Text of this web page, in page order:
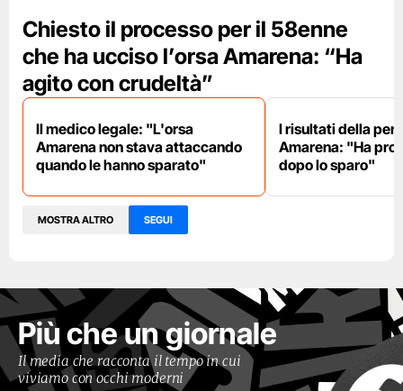
Chiesto il processo per il 58enne
che ha ucciso l’orsa Amarena: “Ha
agito con crudeltà”
Il medico legale: "L'orsa
Amarena non stava attaccando
quando le hanno sparato"
I risultati della
Amarena: "Ha
dopo lo sparo"
MOSTRA ALTRO SEGUI
Più che un giornale
Il media che racconta il tempo in cui
viviamo con occhi moderni